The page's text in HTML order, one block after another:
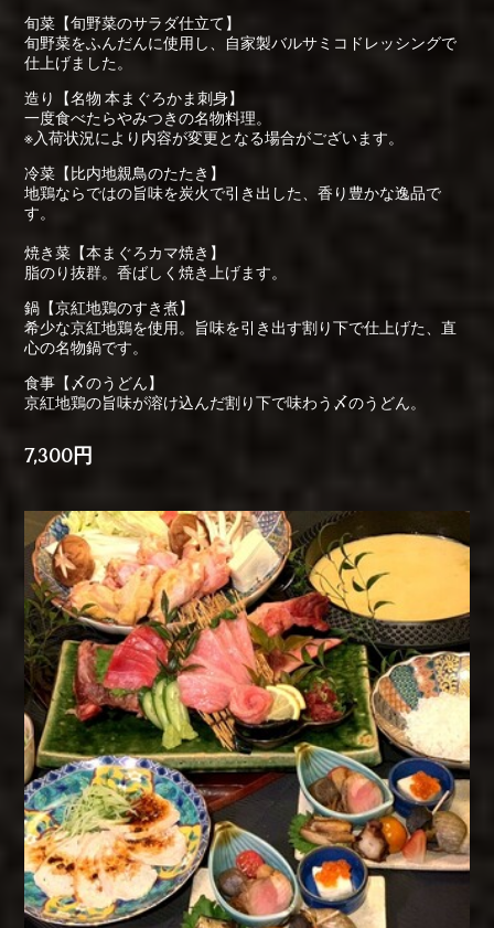
旬菜【旬野菜のサラダ仕立て】
旬野菜をふんだんに使用し、自家製バルサミコドレッシングで
仕上げました。
造り【名物 本まぐろかま刺身】
一度食べたらやみつきの名物料理。
※入荷状況により内容が変更となる場合がございます。
冷菜【比内地親鳥のたたき】
地鶏ならではの旨味を炭火で引き出した、香り豊かな逸品で
す。
焼き菜【本まぐろカマ焼き】
脂のり抜群。香ばしく焼き上げます。
鍋【京紅地鶏のすき煮】
希少な京紅地鶏を使用。旨味を引き出す割り下で仕上げた、直
心の名物鍋です。
食事【〆のうどん】
京紅地鶏の旨味が溶け込んだ割り下で味わう〆のうどん。
7,300円